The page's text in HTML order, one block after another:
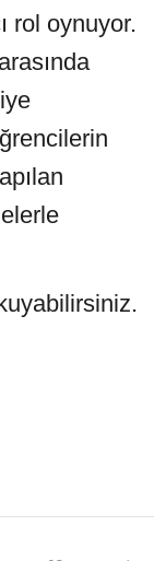
rol oynuyor.